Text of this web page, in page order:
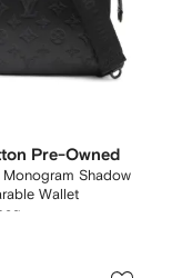
Pre-Owned
Shadow
Wallet